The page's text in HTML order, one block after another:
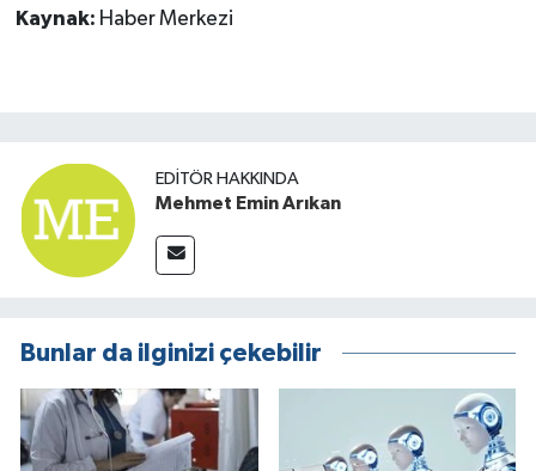
Kaynak: Haber Merkezi
EDITÖR HAKKINDA
Mehmet Emin Arıkan
Bunlar da ilginizi çekebilir